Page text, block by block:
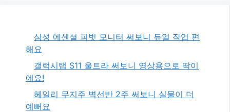
삼성 에센셜 피벗 모니터 써보니 듀얼 작업 편
해요
갤럭시탭 S11 울트라 써보니 영상용으로 딱이
에요!
헤일리 무지주 벽선반 2주 써보니 실물이 더
예뻐요